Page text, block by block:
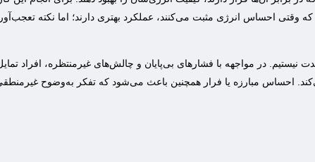
وقتی احساس انرژی مثبت می‌کنند، عملکرد بهتری دارند؛ اما نکته
در مواجهه با فشارهای بی‌پایان و چالش‌های غیرمنتظره، افراد
احساس مبارزه یا فرار همچنین باعث می‌شود که تفکر به‌وضوح